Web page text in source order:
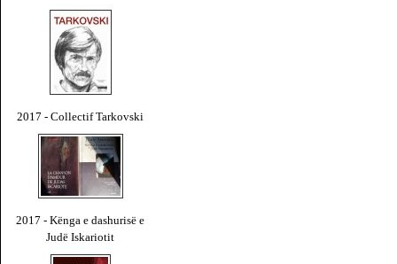
2017 - Collectif Tarkovski
2017 - Kënga e dashurisë e
Judë Iskariotit